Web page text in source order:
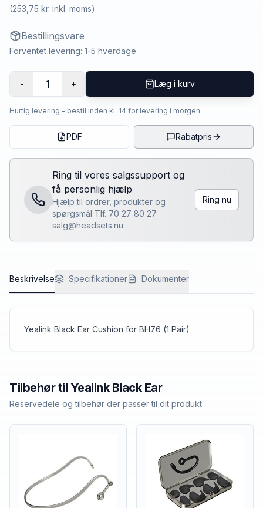
(253,75 kr. inkl. moms)
Bestillingsvare
Forventet levering: 1-5 hverdage
- 1 + Læg i kurv
Hurtig levering - bestil inden kl. 14 for levering i morgen
PDF Rabatpris
Ring til vores salgssupport og
få personlig hjælp
Hjælp til ordrer, produkter og
spørgsmål Tlf. 70 27 80 27
salg@headsets.nu
Ring nu
Beskrivelse Specifikationer Dokumenter
Yealink Black Ear Cushion for BH76 (1 Pair)
Tilbehør til Yealink Black Ear
Reservedele og tilbehør der passer til dit produkt